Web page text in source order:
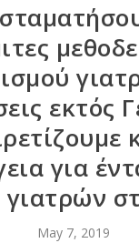
εκτός
για
May 7, 2019